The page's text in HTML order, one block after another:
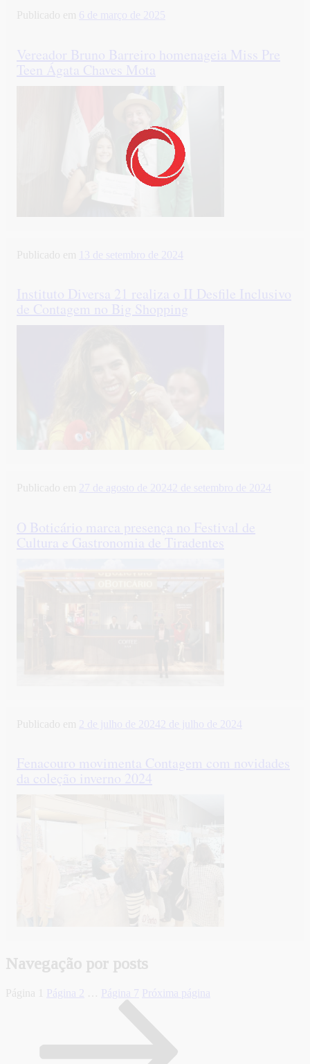
Publicado em 6 de março de 2025
Vereador Bruno Barreiro homenageia Miss Pre
Teen Ágata Chaves Mota
Publicado em 13 de setembro de 2024
Instituto Diversa 21 realiza o II Desfile Inclusivo
de Contagem no Big Shopping
Publicado em 27 de agosto de 2024 2 de setembro de 2024
O Boticário marca presença no Festival de
Cultura e Gastronomia de Tiradentes
Publicado em 2 de julho de 2024 2 de julho de 2024
Fenacouro movimenta Contagem com novidades
da coleção inverno 2024
Navegação por posts
Página Página Página 7 Próxima página